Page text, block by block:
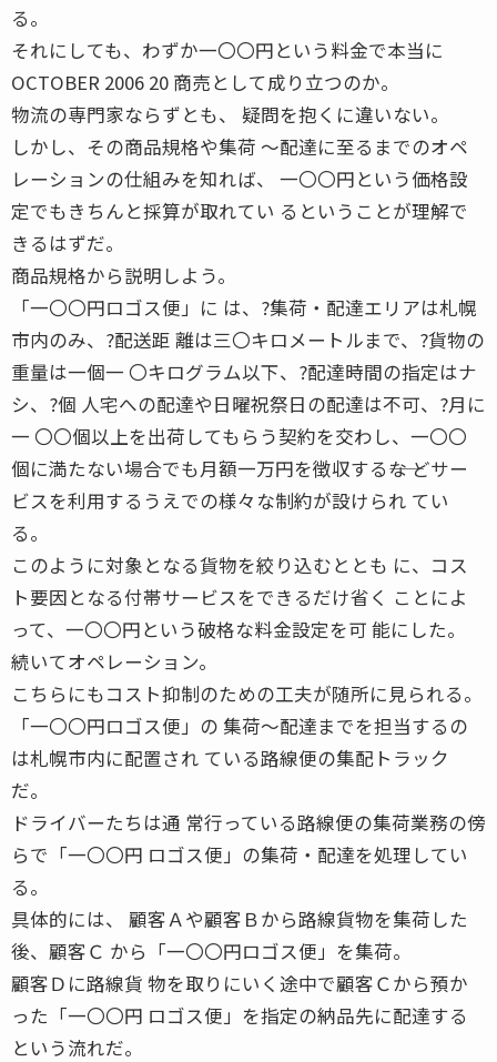
る。
それにしても、わずか一〇〇円という料金で本当に
OCTOBER 2006 20 商売として成り立つのか。
物流の専門家ならずとも、 疑問を抱くに違いない。
しかし、その商品規格や集荷 〜配達に至るまでのオペ
レーションの仕組みを知れば、 一〇〇円という価格設
定でもきちんと採算が取れてい るということが理解で
きるはずだ。
商品規格から説明しよう。
「一〇〇円ロゴス便」に は、?集荷・配達エリアは札幌
市内のみ、?配送距 離は三〇キロメートルまで、?貨物の
重量は一個一 〇キログラム以下、?配達時間の指定はナ
シ、?個 人宅への配達や日曜祝祭日の配達は不可、?月に
一 〇〇個以上を出荷してもらう契約を交わし、一〇〇
個に満たない場合でも月額一万円を徴収する――な どサー
ビスを利用するうえでの様々な制約が設けられ てい
る。
このように対象となる貨物を絞り込むととも に、コス
ト要因となる付帯サービスをできるだけ省く ことによ
って、一〇〇円という破格な料金設定を可 能にした。
続いてオペレーション。
こちらにもコスト抑制のための工夫が随所に見られる。
「一〇〇円ロゴス便」の 集荷〜配達までを担当するの
は札幌市内に配置され ている路線便の集配トラック
だ。
ドライバーたちは通 常行っている路線便の集荷業務の傍
らで「一〇〇円 ロゴス便」の集荷・配達を処理してい
る。
具体的には、 顧客Ａや顧客Ｂから路線貨物を集荷した
後、顧客Ｃ から「一〇〇円ロゴス便」を集荷。
顧客Ｄに路線貨 物を取りにいく途中で顧客Ｃから預か
った「一〇〇円 ロゴス便」を指定の納品先に配達する
という流れだ。